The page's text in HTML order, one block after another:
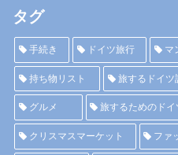
タグ
手続き ドイツ旅行 マ
持ち物リスト 旅するドイツ
グルメ 旅するためのドイ
クリスマスマーケット ファ